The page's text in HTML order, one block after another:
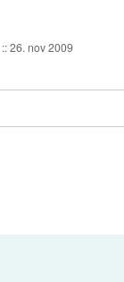
::26. nov 2009